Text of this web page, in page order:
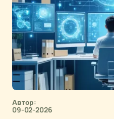
Автор:
09-02-2026